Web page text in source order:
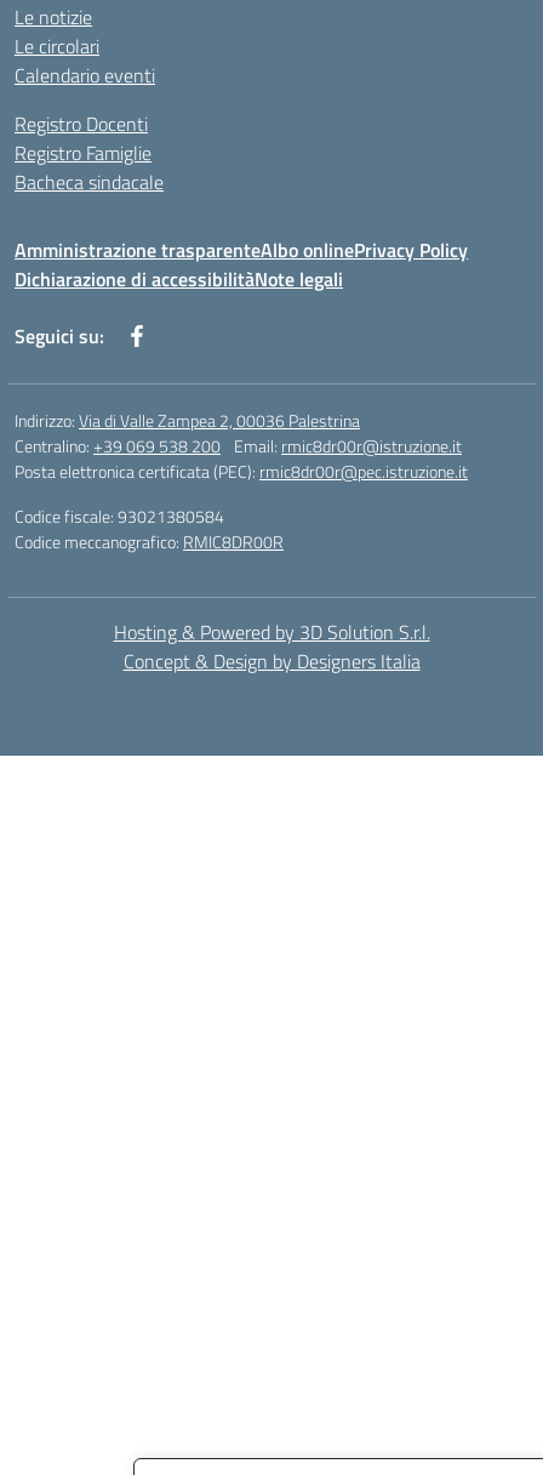
Le notizie
Le circolari
Calendario eventi
Registro Docenti
Registro Famiglie
Bacheca sindacale
Amministrazione trasparenteAlbo onlinePrivacy Policy
Dichiarazione di accessibilitàNote legali
Seguici su:
Indirizzo:Via di Valle Zampea 2, 00036 Palestrina
Centralino:+39 069 538 200 Email: rmic8dr00r@istruzione.it
Posta elettronica certificata (PEC): rmic8dr00r@pec.istruzione.it
Codice fiscale: 93021380584
Codice meccanografico: RMIC8DR00R
Hosting & Powered by 3D Solution S.r.l.
Concept & Design by Designers Italia